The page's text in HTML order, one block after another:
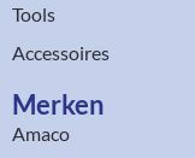
Tools
Accessoires
Merken
Amaco